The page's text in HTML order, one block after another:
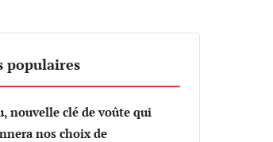
populaires
nouvelle clé de voûte qui
nos choix de